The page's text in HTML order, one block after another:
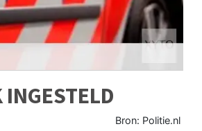
Bron: Politie.nl